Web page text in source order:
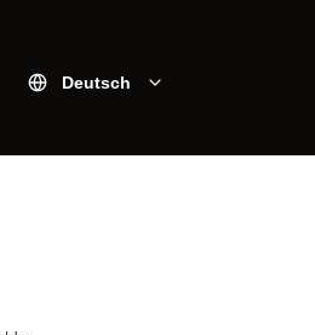
Deutsch